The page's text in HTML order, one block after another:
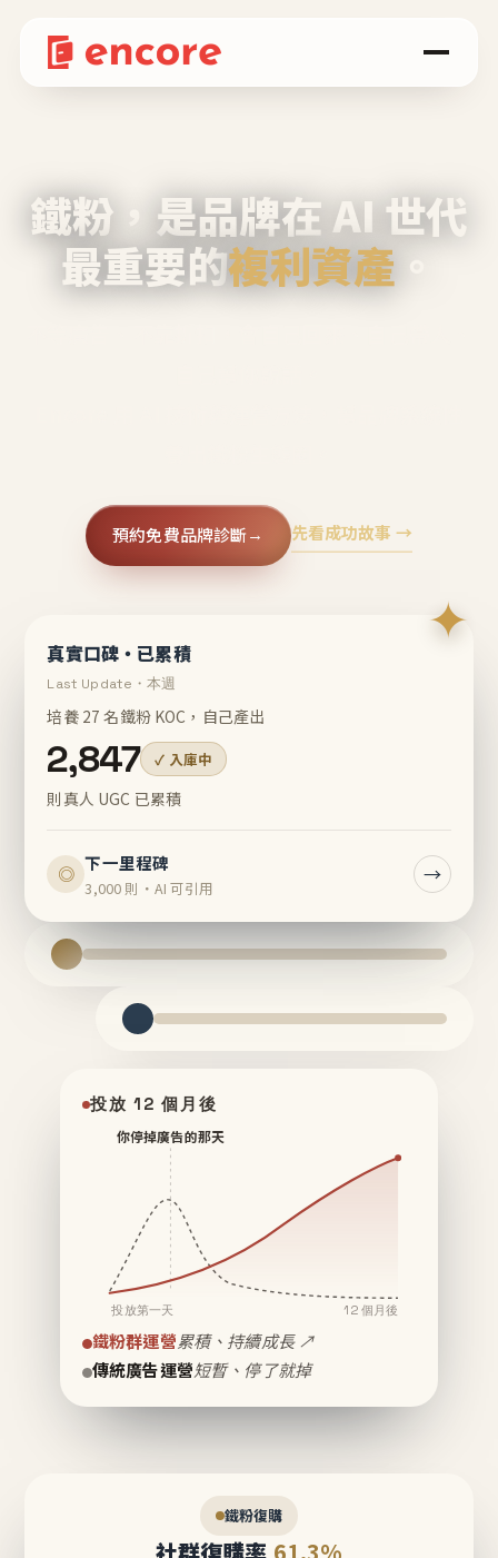
鐵粉，是品牌在 AI 世代
最重要的複利資產 。
預約免費品牌診斷→ 先看成功故事 →
✦
真實口碑・已累積
Last Update・本週
培養 27 名鐵粉 KOC，自己產出
2,847 ✓ 入庫中
則真人 UGC 已累積
◎ 下一里程碑
3,000 則・AI 可引用
→
投放 12 個月後
你停掉廣告的那天
投放第一天 12 個月後
鐵粉群運營累積、持續成長 ↗
傳統廣告運營短暫、停了就掉
鐵粉復購